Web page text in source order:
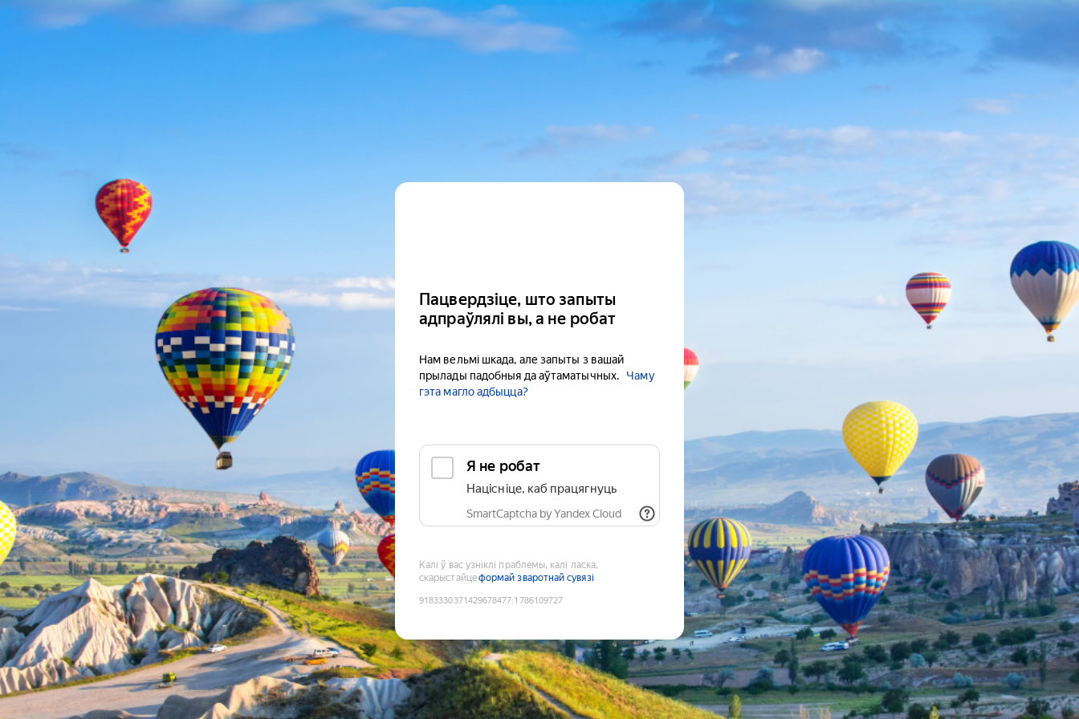
Пацвердзіце, што запыты
адпраўлялі вы, а не робат
Нам вельмі шкада, але запыты з вашай
прылады падобныя да аўтаматычных.
Чаму
гэта магло адбыцца?
Я не робат
Націсніце, каб працягнуць
SmartCaptcha by Yandex Cloud
Калі ў вас узніклі праблемы, калі ласка,
скарыстайцеформай зваротнай сувязі
9183330371429678477:1786109727